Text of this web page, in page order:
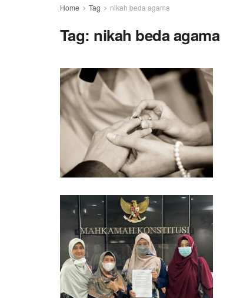
Home Tag nikah beda agama
Tag: nikah beda agama